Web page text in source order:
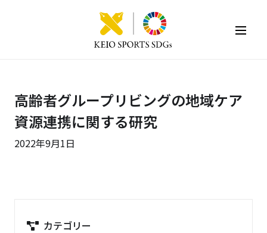
高齢者グループリビングの地域ケア
資源連携に関する研究
2022年9月1日
カテゴリー